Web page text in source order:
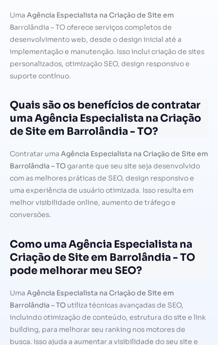
Uma Agência Especialista na Criação de Site em
Barrolândia – TO oferece serviços completos de
desenvolvimento web, desde o design inicial até a
implementação e manutenção. Isso inclui criação de sites
personalizados, otimização SEO, design responsivo e
suporte contínuo.
Quais são os benefícios de contratar
uma Agência Especialista na Criação
de Site em Barrolândia - TO?
Contratar uma Agência Especialista na Criação de Site em
Barrolândia – TOgarante que seu site seja desenvolvido
com as melhores práticas de SEO, design responsivo e
uma experiência de usuário otimizada. Isso resulta em
melhor visibilidade online, aumento de tráfego e
conversões.
Como uma Agência Especialista na
Criação de Site em Barrolândia - TO
pode melhorar meu SEO?
Uma Agência Especialista na Criação de Site em
Barrolândia – TO utiliza técnicas avançadas de SEO,
incluindo otimização de conteúdo, estrutura do site e link
building, para melhorar seu ranking nos motores de
busca. Isso ajuda a aumentar a visibilidade do seu site e